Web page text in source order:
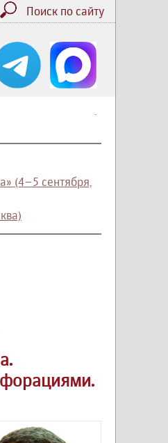
Поиск по сайту
.
(4–5 сентября,